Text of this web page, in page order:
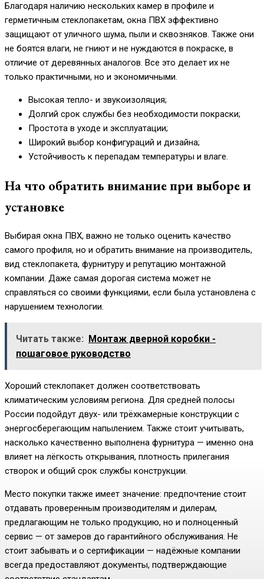
Благодаря наличию нескольких камер в профиле и
герметичным стеклопакетам, окна ПВХ эффективно
защищают от уличного шума, пыли и сквозняков. Также они
не боятся влаги, не гниют и не нуждаются в покраске, в
отличие от деревянных аналогов. Все это делает их не
только практичными, но и экономичными.
Высокая тепло- и звукоизоляция;
Долгий срок службы без необходимости покраски;
Простота в уходе и эксплуатации;
Широкий выбор конфигураций и дизайна;
Устойчивость к перепадам температуры и влаге.
На что обратить внимание при выборе и
установке
Выбирая окна ПВХ, важно не только оценить качество
самого профиля, но и обратить внимание на производитель,
вид стеклопакета, фурнитуру и репутацию монтажной
компании. Даже самая дорогая система может не
справляться со своими функциями, если была установлена с
нарушением технологии.
Читать также: Монтаж дверной коробки -
пошаговое руководство
Хороший стеклопакет должен соответствовать
климатическим условиям региона. Для средней полосы
России подойдут двух- или трёхкамерные конструкции с
энергосберегающим напылением. Также стоит учитывать,
насколько качественно выполнена фурнитура — именно она
влияет на лёгкость открывания, плотность прилегания
створок и общий срок службы конструкции.
Место покупки также имеет значение: предпочтение стоит
отдавать проверенным производителям и дилерам,
предлагающим не только продукцию, но и полноценный
сервис — от замеров до гарантийного обслуживания. Не
стоит забывать и о сертификации — надёжные компании
всегда предоставляют документы, подтверждающие